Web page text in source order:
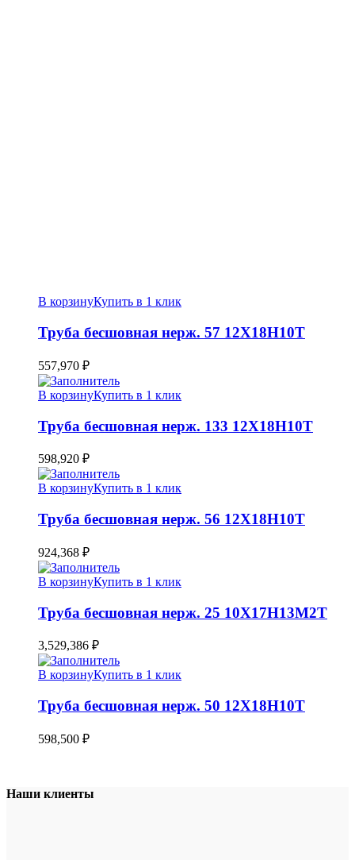
В корзинуКупить в 1 клик
Труба бесшовная нерж. 57 12Х18Н10Т
557,970 ₽
В корзинуКупить в 1 клик
Труба бесшовная нерж. 133 12Х18Н10Т
598,920 ₽
В корзинуКупить в 1 клик
Труба бесшовная нерж. 56 12Х18Н10Т
924,368 ₽
В корзинуКупить в 1 клик
Труба бесшовная нерж. 25 10Х17Н13М2Т
3,529,386 ₽
В корзинуКупить в 1 клик
Труба бесшовная нерж. 50 12Х18Н10Т
598,500 ₽
Наши клиенты